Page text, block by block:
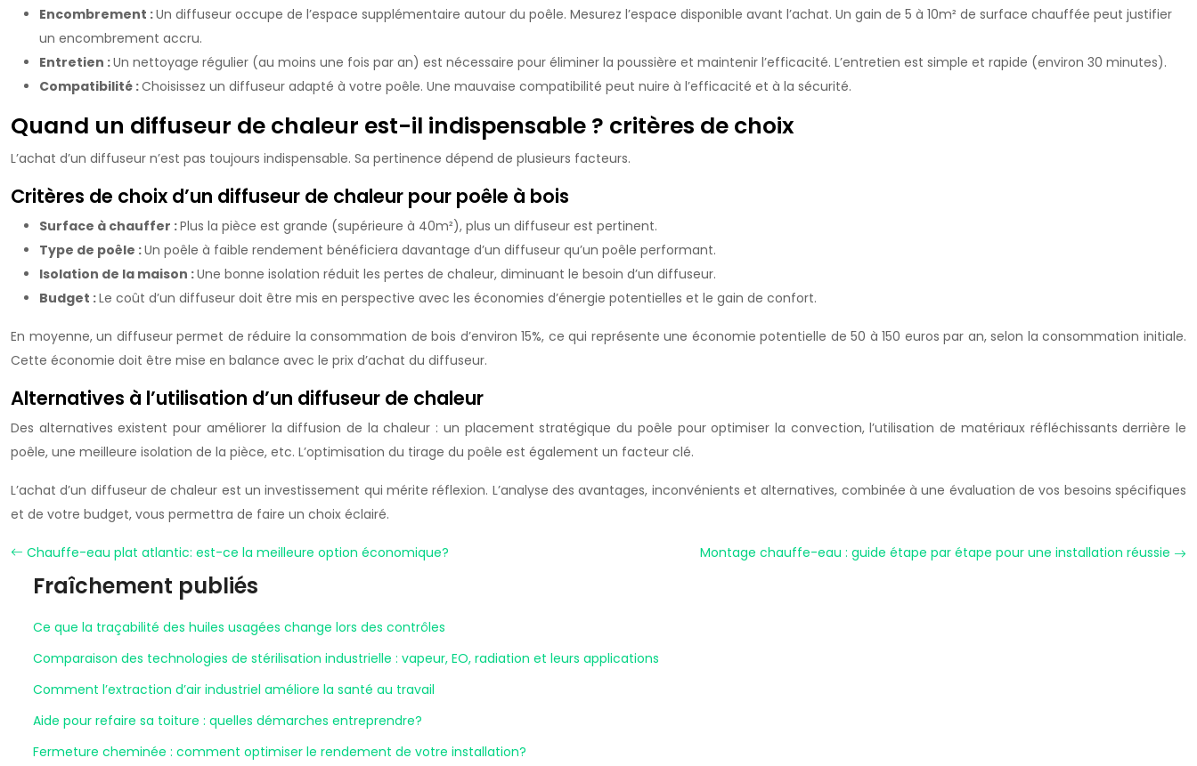
Encombrement :Un diffuseur occupe de l’espace supplémentaire autour du poêle. Mesurez l’espace disponible avant l’achat. Un gain de 5 à 10m² de surface chauffée peut justifier
un encombrement accru.
Entretien :Un nettoyage régulier (au moins une fois par an) est nécessaire pour éliminer la poussière et maintenir l’efficacité. L’entretien est simple et rapide (environ 30 minutes).
Compatibilité :Choisissez un diffuseur adapté à votre poêle. Une mauvaise compatibilité peut nuire à l’efficacité et à la sécurité.
Quand un diffuseur de chaleur est-il indispensable ? critères de choix
L’achat d’un diffuseur n’est pas toujours indispensable. Sa pertinence dépend de plusieurs facteurs.
Critères de choix d’un diffuseur de chaleur pour poêle à bois
Surface à chauffer :Plus la pièce est grande (supérieure à 40m²), plus un diffuseur est pertinent.
Type de poêle :Un poêle à faible rendement bénéficiera davantage d’un diffuseur qu’un poêle performant.
Isolation de la maison :Une bonne isolation réduit les pertes de chaleur, diminuant le besoin d’un diffuseur.
Budget :Le coût d’un diffuseur doit être mis en perspective avec les économies d’énergie potentielles et le gain de confort.
En moyenne, un diffuseur permet de réduire la consommation de bois d’environ 15%, ce qui représente une économie potentielle de 50 à 150 euros par an, selon la consommation initiale.
Cette économie doit être mise en balance avec le prix d’achat du diffuseur.
Alternatives à l’utilisation d’un diffuseur de chaleur
Des alternatives existent pour améliorer la diffusion de la chaleur : un placement stratégique du poêle pour optimiser la convection, l’utilisation de matériaux réfléchissants derrière le
poêle, une meilleure isolation de la pièce, etc. L’optimisation du tirage du poêle est également un facteur clé.
L’achat d’un diffuseur de chaleur est un investissement qui mérite réflexion. L’analyse des avantages, inconvénients et alternatives, combinée à une évaluation de vos besoins spécifiques
et de votre budget, vous permettra de faire un choix éclairé.
Chauffe-eau plat atlantic: est-ce la meilleure option économique? Montage chauffe-eau : guide étape par étape pour une installation réussie
Fraîchement publiés
Ce que la traçabilité des huiles usagées change lors des contrôles
Comparaison des technologies de stérilisation industrielle : vapeur, EO, radiation et leurs applications
Comment l’extraction d’air industriel améliore la santé au travail
Aide pour refaire sa toiture : quelles démarches entreprendre?
Fermeture cheminée : comment optimiser le rendement de votre installation?